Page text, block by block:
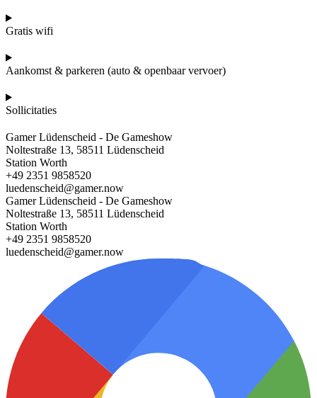
Gratis wifi
Aankomst & parkeren (auto & openbaar vervoer)
Sollicitaties
Gamer Lüdenscheid - De Gameshow
Noltestraße 13, 58511 Lüdenscheid
Station Worth
+49 2351 9858520
luedenscheid@gamer.now
Gamer Lüdenscheid - De Gameshow
Noltestraße 13, 58511 Lüdenscheid
Station Worth
+49 2351 9858520
luedenscheid@gamer.now